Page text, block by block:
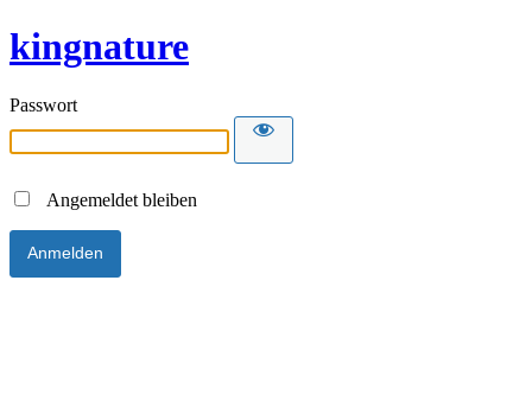
kingnature
Passwort
Angemeldet bleiben